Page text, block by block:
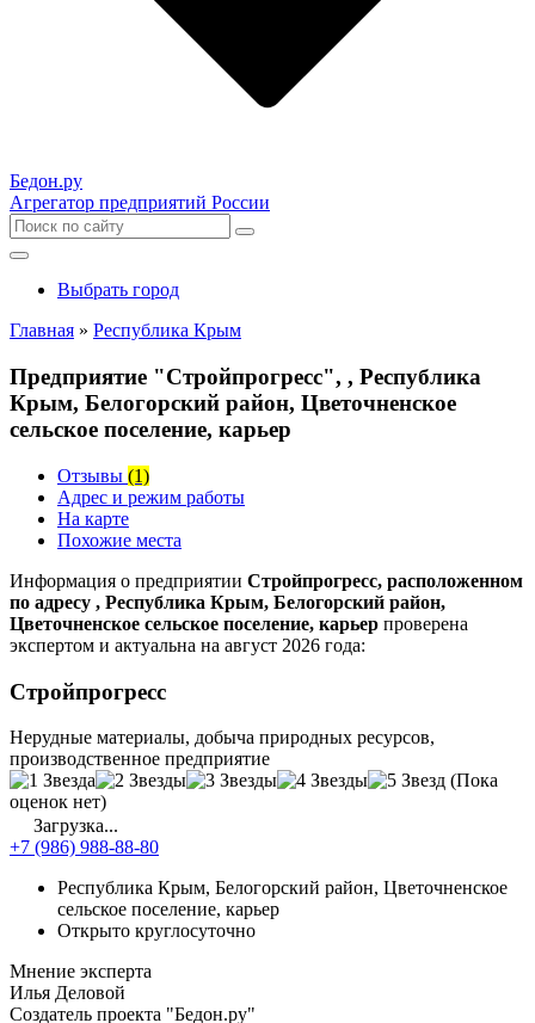
Бедон.ру
Агрегатор предприятий России
Выбрать город
Главная » Республика Крым
Предприятие "Стройпрогресс", , Республика
Крым, Белогорский район, Цветочненское
сельское поселение, карьер
Отзывы (1)
Адрес и режим работы
На карте
Похожие места
Информация о предприятии Стройпрогресс, расположенном
по адресу , Республика Крым, Белогорский район,
Цветочненское сельское поселение, карьер проверена
экспертом и актуальна на август 2026 года:
Стройпрогресс
Нерудные материалы, добыча природных ресурсов,
производственное предприятие
(Пока
оценок нет)
Загрузка...
+7 (986) 988-88-80
Республика Крым, Белогорский район, Цветочненское
сельское поселение, карьер
Открыто круглосуточно
Мнение эксперта
Илья Деловой
Создатель проекта "Бедон.ру"